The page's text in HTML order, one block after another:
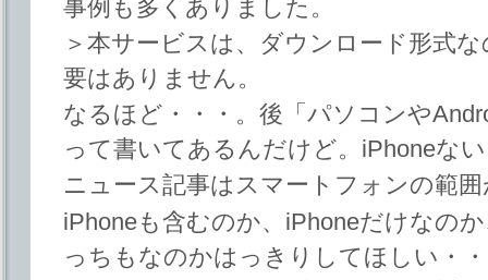
事例も多くありました。
＞本サービスは、ダウンロード形式
要はありません。
なるほど・・・。後「パソコンや
って書いてあるんだけど。iPhoneな
ニュース記事はスマートフォンの範
iPhoneも含むのか、iPhoneだけなの
っちもなのかはっきりしてほしい・